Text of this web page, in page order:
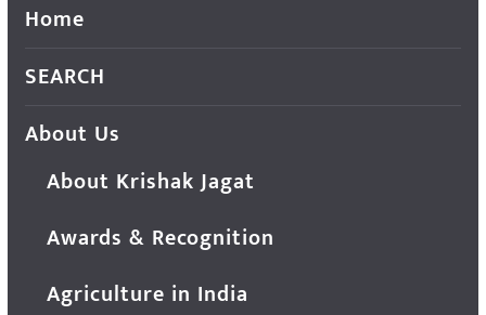
Home
SEARCH
About Us
About Krishak Jagat
Awards & Recognition
Agriculture in India